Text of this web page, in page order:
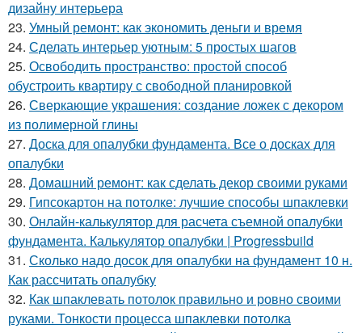
дизайну интерьера
23. Умный ремонт: как экономить деньги и время
24. Сделать интерьер уютным: 5 простых шагов
25. Освободить пространство: простой способ
обустроить квартиру с свободной планировкой
26. Сверкающие украшения: создание ложек с декором
из полимерной глины
27. Доска для опалубки фундамента. Все о досках для
опалубки
28. Домашний ремонт: как сделать декор своими руками
29. Гипсокартон на потолке: лучшие способы шпаклевки
30. Онлайн-калькулятор для расчета съемной опалубки
фундамента. Калькулятор опалубки | Progressbuild
31. Сколько надо досок для опалубки на фундамент 10 н.
Как рассчитать опалубку
32. Как шпаклевать потолок правильно и ровно своими
руками. Тонкости процесса шпаклевки потолка